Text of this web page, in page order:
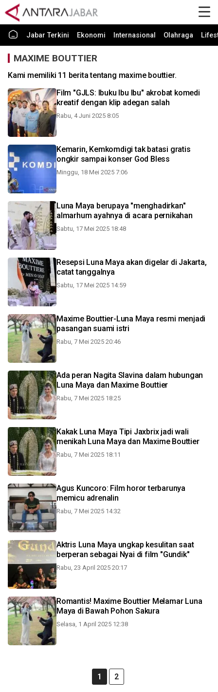
Jabar Terkini Ekonomi Internasional Olahraga
MAXIME BOUTTIER
Kami memiliki 11 berita tentang maxime bouttier.
Film "GJLS: Ibuku Ibu Ibu" akrobat komedi
kreatif dengan klip adegan salah
Rabu, 4 Juni 2025 8:05
Kemarin, Kemkomdigi tak batasi gratis
ongkir sampai konser God Bless
Minggu, 18 Mei 2025 7:06
Luna Maya berupaya "menghadirkan"
almarhum ayahnya di acara pernikahan
Sabtu, 17 Mei 2025 18:48
Resepsi Luna Maya akan digelar di Jakarta,
catat tanggalnya
Sabtu, 17 Mei 2025 14:59
Maxime Bouttier-Luna Maya resmi menjadi
pasangan suami istri
Rabu, 7 Mei 2025 20:46
Ada peran Nagita Slavina dalam hubungan
Luna Maya dan Maxime Bouttier
Rabu, 7 Mei 2025 18:25
Kakak Luna Maya Tipi Jaxbrix jadi wali
menikah Luna Maya dan Maxime Bouttier
Rabu, 7 Mei 2025 18:11
Agus Kuncoro: Film horor terbarunya
memicu adrenalin
Rabu, 7 Mei 2025 14:32
Aktris Luna Maya ungkap kesulitan saat
berperan sebagai Nyai di film "Gundik"
Rabu, 23 April 2025 20:17
Romantis! Maxime Bouttier Melamar Luna
Maya di Bawah Pohon Sakura
Selasa, 1 April 2025 12:38
1 2